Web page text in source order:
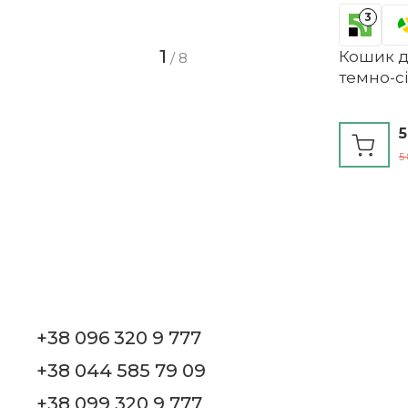
корпус вологою ганчіркою. При необхідності
1 / 8
3
Кошик
темно-
5
+38 096 320 9 777
+38 044 585 79 09
+38 099 320 9 777